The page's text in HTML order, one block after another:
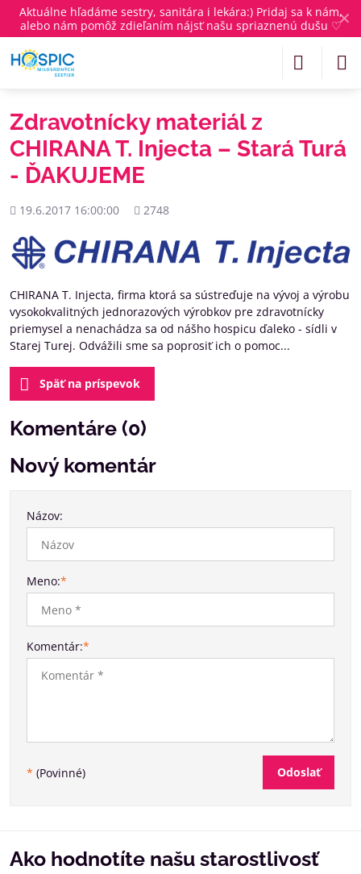
✕
Aktuálne hľadáme sestry, sanitára i lekára:) Pridaj sa k nám,
alebo nám pomôž zdieľaním nájsť našu spriaznenú dušu ♡
Zdravotnícky materiál z
CHIRANA T. Injecta – Stará Turá
- ĎAKUJEME
Pridané
19.6.2017 16:00:00
Počet
2748
CHIRANA T. Injecta, firma ktorá sa sústreďuje na vývoj a výrobu
vysokokvalitných jednorazových výrobkov pre zdravotnícky
priemysel a nenachádza sa od nášho hospicu ďaleko - sídli v
Starej Turej. Odvážili sme sa poprosiť ich o pomoc...
Späť na príspevok
Komentáre (0)
Nový komentár
Názov:
Meno:*
Komentár:*
* (Povinné) Odoslať
Ako hodnotíte našu starostlivosť